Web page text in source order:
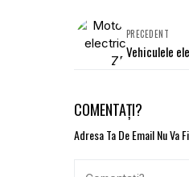
PRECEDENT
Vehiculele
COMENTAȚI?
Adresa Ta De Email Nu Va